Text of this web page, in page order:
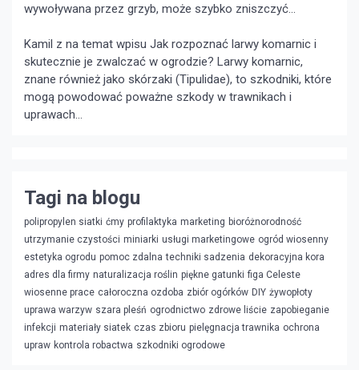
wywoływana przez grzyb, może szybko zniszczyć...
Kamil z na temat wpisu Jak rozpoznać larwy komarnic i
skutecznie je zwalczać w ogrodzie? Larwy komarnic,
znane również jako skórzaki (Tipulidae), to szkodniki, które
mogą powodować poważne szkody w trawnikach i
uprawach...
Tagi na blogu
polipropylen siatki ćmy profilaktyka marketing bioróżnorodność
utrzymanie czystości miniarki usługi marketingowe ogród wiosenny
estetyka ogrodu pomoc zdalna techniki sadzenia dekoracyjna kora
adres dla firmy naturalizacja roślin piękne gatunki figa Celeste
wiosenne prace całoroczna ozdoba zbiór ogórków DIY żywopłoty
uprawa warzyw szara pleśń ogrodnictwo zdrowe liście zapobieganie
infekcji materiały siatek czas zbioru pielęgnacja trawnika ochrona
upraw kontrola robactwa szkodniki ogrodowe